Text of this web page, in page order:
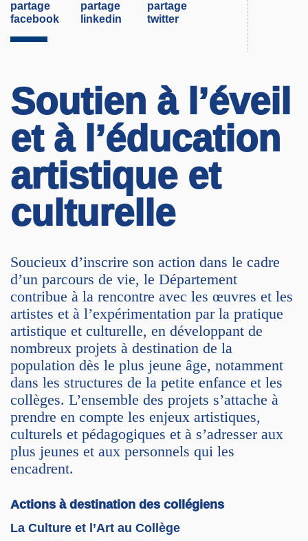
Soutien à l’éveil
et à l’éducation
artistique et
culturelle
Soucieux d’inscrire son action dans le cadre
d’un parcours de vie, le Département
contribue à la rencontre avec les œuvres et les
artistes et à l’expérimentation par la pratique
artistique et culturelle, en développant de
nombreux projets à destination de la
population dès le plus jeune âge, notamment
dans les structures de la petite enfance et les
collèges. L’ensemble des projets s’attache à
prendre en compte les enjeux artistiques,
culturels et pédagogiques et à s’adresser aux
plus jeunes et aux personnels qui les
encadrent.
Actions à destination des collégiens
La Culture et l’Art au Collège